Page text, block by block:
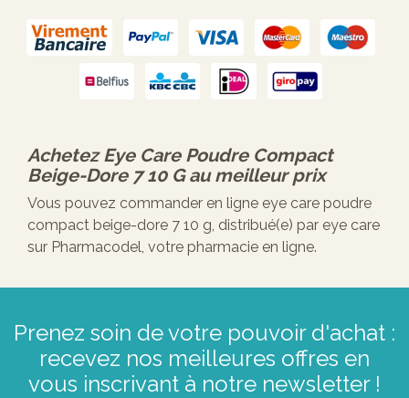
AchetezEye Care Poudre Compact
Beige-Dore 7 10 Gau meilleur prix
Vous pouvez commander en ligne eye care poudre
compact beige-dore 7 10 g, distribué(e) par eye care
sur Pharmacodel, votre pharmacie en ligne.
Prenez soin de votre pouvoir d'achat :
recevez nos meilleures offres en
vous inscrivant à notre newsletter !